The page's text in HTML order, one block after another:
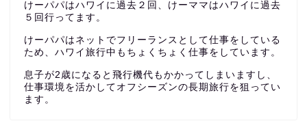
けーパパはハワイに過去２回、けーママはハワイに過去
５回行ってます。
けーパパはネットでフリーランスとして仕事をしている
ため、ハワイ旅行中もちょくちょく仕事をしています。
息子が2歳になると飛行機代もかかってしまいますし、
仕事環境を活かしてオフシーズンの長期旅行を狙ってい
ます。